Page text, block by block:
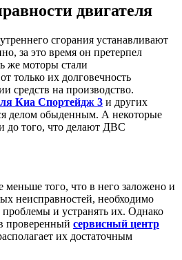
двигателя
сгорания устанавливают
за это время он претерпел
же моторы стали
только их долговечность
средств на производство.
Киа Спортейдж 3 и других
делом обыденным. А некоторые
до того, что делают ДВС
меньше того, что в него заложено и
неисправностей, необходимо
проблемы и устранять их. Однако
проверенный сервисный центр
их достаточным